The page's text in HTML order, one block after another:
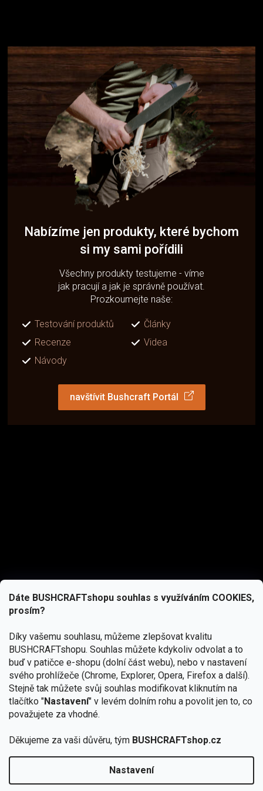
Dáte BUSHCRAFTshopu souhlas s využíváním COOKIES,
prosím?
Díky vašemu souhlasu, můžeme zlepšovat kvalitu
BUSHCRAFTshopu. Souhlas můžete kdykoliv odvolat a to
buď v patičce e-shopu (dolní část webu), nebo v nastavení
svého prohlížeče (Chrome, Explorer, Opera, Firefox a další).
Stejně tak můžete svůj souhlas modifikovat kliknutím na
tlačítko "Nastavení" v levém dolním rohu a povolit jen to, co
považujete za vhodné.
Děkujeme za vaši důvěru, tým BUSHCRAFTshop.cz
Nastavení
Nabízíme jen produkty, které bychom
si my sami pořídili
Všechny produkty testujeme - víme
jak pracují a jak je správně používat.
Prozkoumejte naše:
Testování produktů
Články
Recenze
Videa
Návody
navštívit Bushcraft Portál
podmínkami ochrany osobních údajů
Copyright 2026BUSHCRAFTshop.cz. Všechna práva